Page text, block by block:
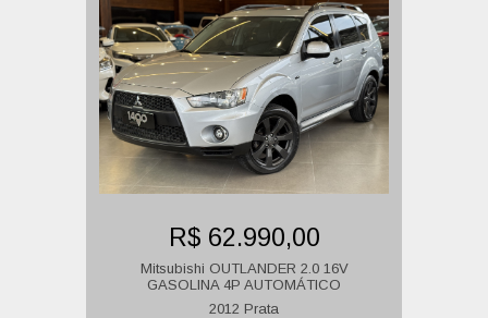
R$ 62.990,00
Mitsubishi OUTLANDER 2.0 16V
GASOLINA 4P AUTOMÁTICO
2012 Prata